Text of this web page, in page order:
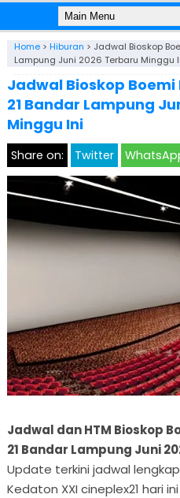
Home> Hiburan > Jadwal Bioskop
Lampung Juni 2026 Terbaru Minggu
Jadwal Bioskop
21 Bandar Lampung
Minggu Ini
Share on: Twitter
Jadwal dan HTM Bioskop
21 Bandar Lampung Juni
Update terkini jadwal
Kedaton XXI cineplex21 hari